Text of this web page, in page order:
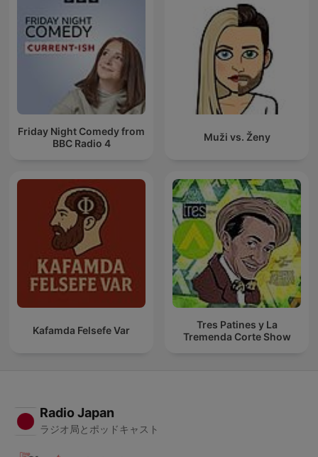
Friday Night Comedy from
BBC Radio 4
Muži vs. Ženy
Kafamda Felsefe Var
Tres Patines y La
Tremenda Corte Show
Radio Japan
ラジオ局とポッドキャスト